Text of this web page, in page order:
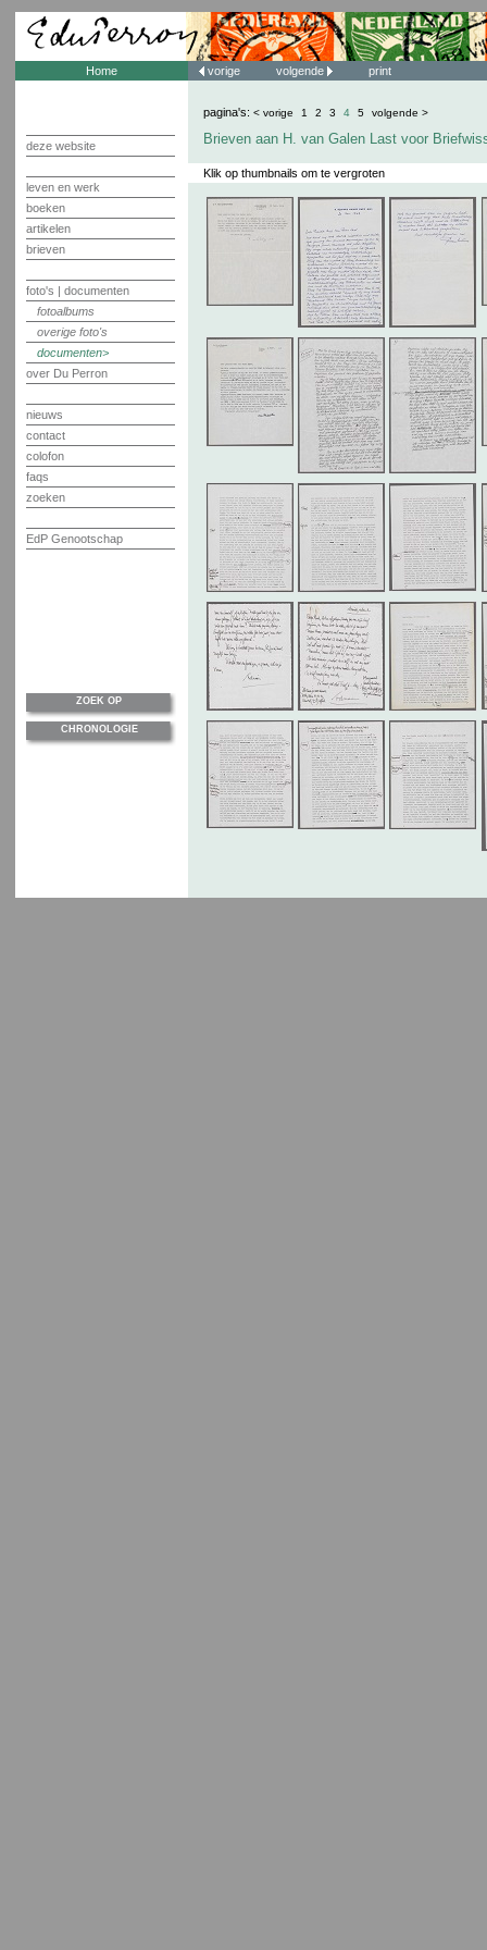
Home
deze website
leven en werk
boeken
artikelen
brieven
foto's | documenten
fotoalbums
overige foto's
documenten
over Du Perron
nieuws
contact
colofon
faqs
zoeken
EdP Genootschap
vorige volgende print
pagina's: < vorige 1 2 3 4 5 volgende >
Brieven aan H. van Galen Last voor
Klik op thumbnails om te vergroten
ZOEK OP
CHRONOLOGIE